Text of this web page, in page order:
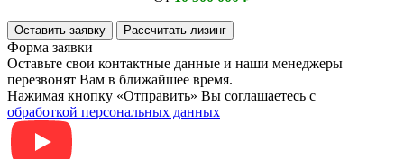
Оставить заявку Рассчитать лизинг
Форма заявки
Оставьте свои контактные данные и наши менеджеры
перезвонят Вам в ближайшее время.
Нажимая кнопку «Отправить» Вы соглашаетесь с
обработкой персональных данных